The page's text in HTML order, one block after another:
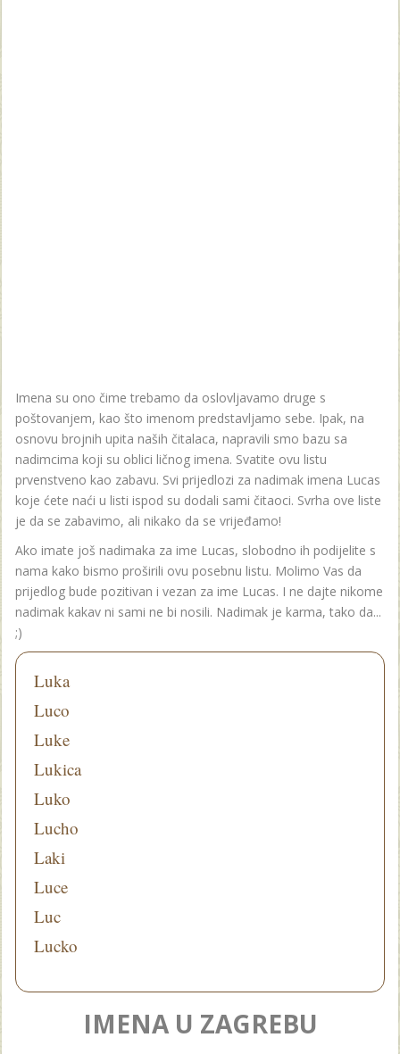
Imena su ono čime trebamo da oslovljavamo druge s
poštovanjem, kao što imenom predstavljamo sebe. Ipak, na
osnovu brojnih upita naših čitalaca, napravili smo bazu sa
nadimcima koji su oblici ličnog imena. Svatite ovu listu
prvenstveno kao zabavu. Svi prijedlozi za nadimak imena Lucas
koje ćete naći u listi ispod su dodali sami čitaoci. Svrha ove liste
je da se zabavimo, ali nikako da se vrijeđamo!
Ako imate još nadimaka za ime Lucas, slobodno ih podijelite s
nama kako bismo proširili ovu posebnu listu. Molimo Vas da
prijedlog bude pozitivan i vezan za ime Lucas. I ne dajte nikome
nadimak kakav ni sami ne bi nosili. Nadimak je karma, tako da...
;)
Luka
Luco
Luke
Lukica
Luko
Lucho
Laki
Luce
Luc
Lucko
IMENA U ZAGREBU